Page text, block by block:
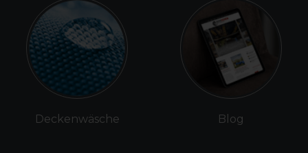
Deckenwäsche Blog